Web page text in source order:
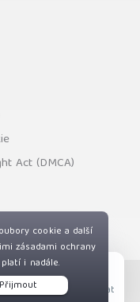
Act (DMCA)
Všechna právaLive Chat